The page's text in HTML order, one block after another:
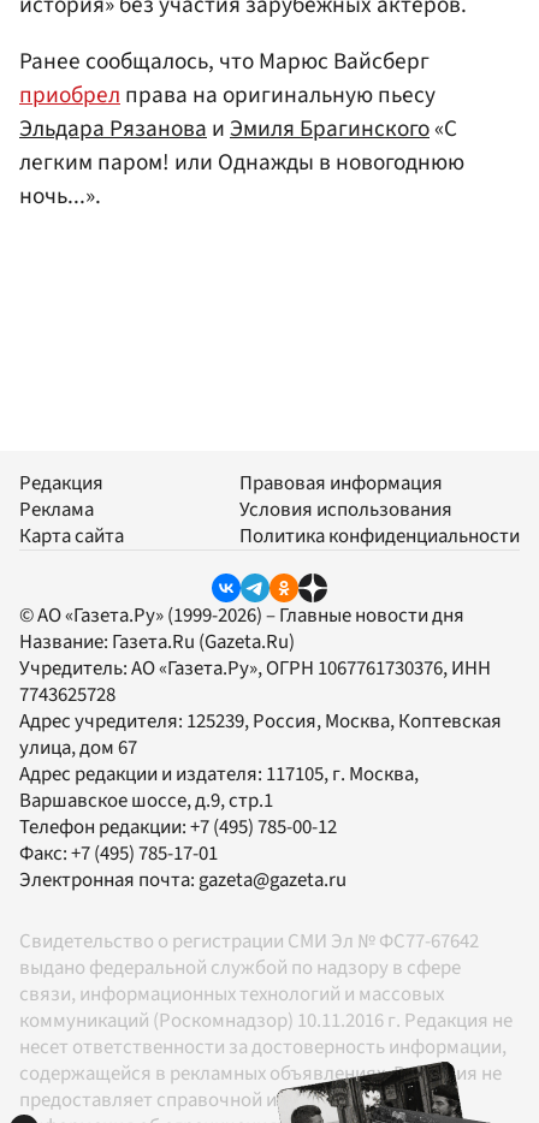
Ранее сообщалось, что Марюс Вайсберг
приобрелправа на оригинальную пьесу
Эльдара РязановаиЭмиля Брагинского«С
легким паром! или Однажды в новогоднюю
ночь...».
Редакция
Реклама
Карта сайта
Правовая информация
Условия использования
Политика конфиденциальности
© АО «Газета.Ру» (1999-2026) – Главные новости дня
Название: Газета.Ru (Gazeta.Ru)
Учредитель:АО «Газета.Ру», ОГРН 1067761730376, ИНН
7743625728
Адрес учредителя: 125239, Россия, Москва, Коптевская
улица, дом 67
Адрес редакции и издателя: 117105, г. Москва,
Варшавское шоссе, д.9, стр.1
Телефон редакции:+7 (495) 785-00-12
Факс:+7 (495) 785-17-01
Электронная почта:gazeta@gazeta.ru
Свидетельство о регистрации СМИ Эл № ФС77-67642
выдано федеральной службой по надзору в сфере
связи, информационных технологий и массовых
коммуникаций (Роскомнадзор) 10.11.2016 г. Редакция не
несет ответственности за достоверность информации,
содержащейся в рекламных объявлениях. Редакция не
предоставляет справочной информации.